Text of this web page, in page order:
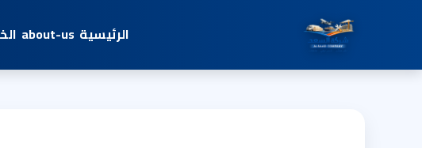
الرئيسية about-us